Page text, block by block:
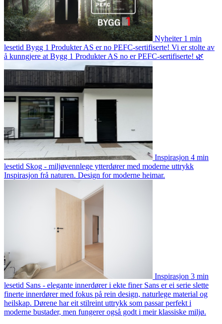
Nyheiter 1 min
lesetid Bygg 1 Produkter AS er no PEFC-sertifiserte! Vi er stolte av
å kunngjere at Bygg 1 Produkter AS no er PEFC-sertifiserte! 🌿
Inspirasjon 4 min
lesetid Skog - miljøvennlege ytterdører med moderne uttrykk
Inspirasjon frå naturen. Design for moderne heimar.
Inspirasjon 3 min
lesetid Sans - elegante innerdører i ekte finer Sans er ei serie slette
finerte innerdører med fokus på rein design, naturlege material og
heilskap. Dørene har eit stilreint uttrykk som passar perfekt i
moderne bustader, men fungerer også godt i meir klassiske miljø.